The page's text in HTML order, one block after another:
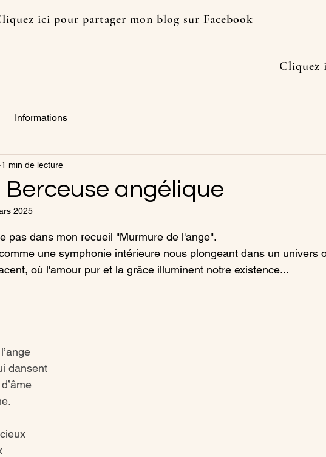
ici pour partager mon blog sur Facebook
Cliquez ici
Informations
Berceuse angélique
1 min de lecture
2025
5.
pas dans mon recueil "Murmure de l'ange".
une symphonie intérieure nous plongeant dans un univers
où l'amour pur et la grâce illuminent notre existence...
dansent